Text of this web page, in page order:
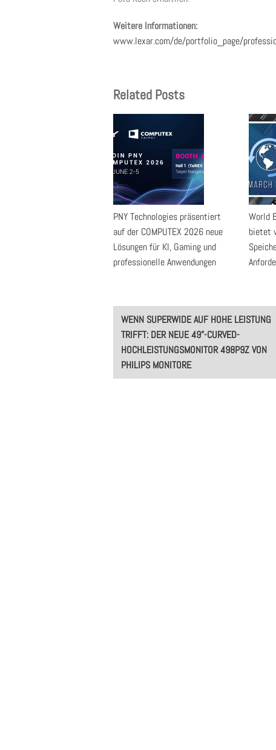
Weitere Informationen:
www.lexar.com/de/portfolio_page/
Related Posts
PNY Technologies präsentiert
auf der COMPUTEX 2026 neue
Lösungen für KI, Gaming und
professionelle Anwendungen
World
bietet
Post
navigation
WENN SUPERWIDE AUF HOHE LEISTUNG
TRIFFT: DER NEUE 49”-CURVED-
HOCHLEISTUNGSMONITOR 498P9Z VON
PHILIPS MONITORE